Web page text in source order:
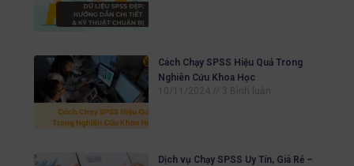
Cách Chạy SPSS Hiệu Quả Trong
Nghiên Cứu Khoa Học
10/11/2024
3 Bình luận
Dịch vụ Chạy SPSS Uy Tín, Giá Rẻ –